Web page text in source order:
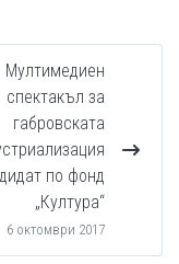
Мултимедиен
спектакъл за
габровската
по фонд
„Култура“
6 октомври 2017